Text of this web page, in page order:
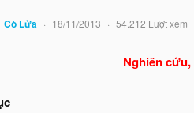
Cò Lửa 18/11/2013 54.212 Lượt xem
Nghiên